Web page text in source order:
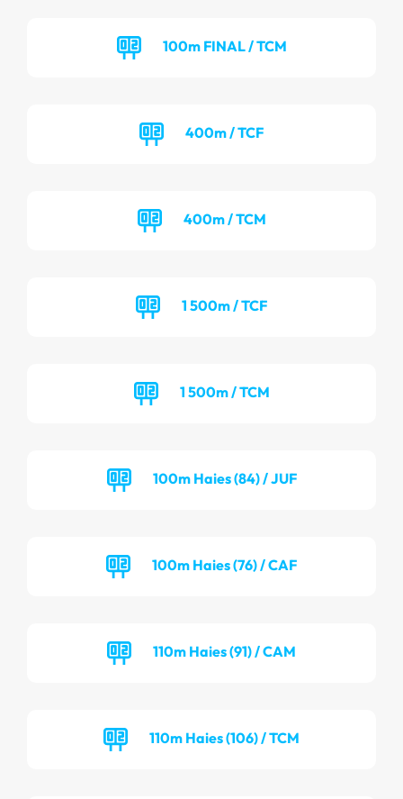
100m FINAL / TCM
400m / TCF
400m / TCM
1 500m / TCF
1 500m / TCM
100m Haies (84) / JUF
100m Haies (76) / CAF
110m Haies (91) / CAM
110m Haies (106) / TCM